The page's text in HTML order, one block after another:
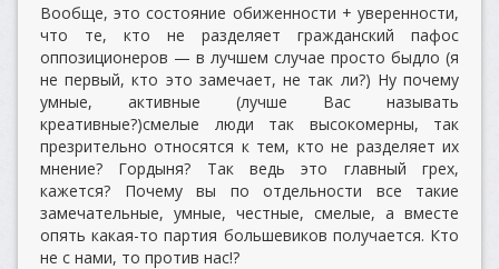
Вообще, это состояние обиженности + уверенности,
что те, кто не разделяет гражданский пафос
оппозиционеров — в лучшем случае просто быдло (я
не первый, кто это замечает, не так ли?) Ну почему
умные, активные (лучше Вас называть
креативные?)смелые люди так высокомерны, так
презрительно относятся к тем, кто не разделяет их
мнение? Гордыня? Так ведь это главный грех,
кажется? Почему вы по отдельности все такие
замечательные, умные, честные, смелые, а вместе
опять какая-то партия большевиков получается. Кто
не с нами, то против нас!?